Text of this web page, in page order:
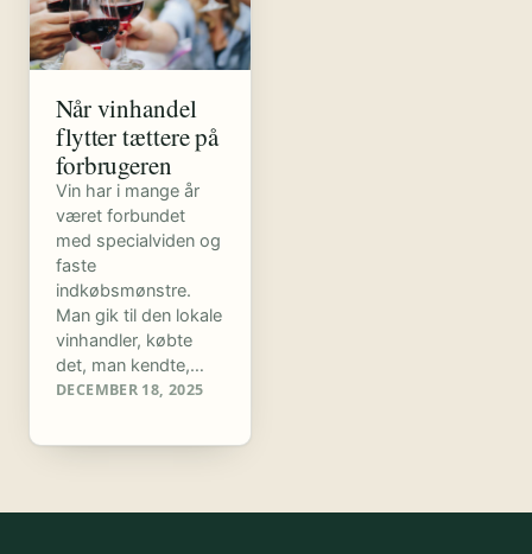
Når vinhandel
flytter tættere på
forbrugeren
Vin har i mange år
været forbundet
med specialviden og
faste
indkøbsmønstre.
Man gik til den lokale
vinhandler, købte
det, man kendte,…
DECEMBER 18, 2025